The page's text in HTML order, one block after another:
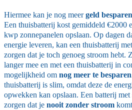
Hiermee kan je nog meergeld besparen
Een thuisbatterij kost gemiddeld €2000
kwp zonnepanelen opslaan. Op dagen
energie leveren, kan een thuisbatterij
zorgen dat je toch genoeg stroom hebt.
langer mee en met een thuisbatterij in
mogelijkheid om nog meer te besparen
thuisbatterij is slim, omdat deze de
opwekken kan opslaan. Een batterij
zorgen dat je nooit zonder stroom